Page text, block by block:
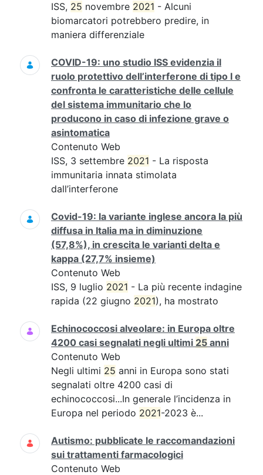
ISS, 25 novembre 2021 - Alcuni
biomarcatori potrebbero predire, in
maniera differenziale
COVID-19: uno studio ISS evidenzia il
ruolo protettivo dell’interferone di tipo I e
confronta le caratteristiche delle cellule
del sistema immunitario che lo
producono in caso di infezione grave o
asintomatica
Contenuto Web
ISS, 3 settembre 2021 - La risposta
immunitaria innata stimolata
dall’interferone
Covid-19: la variante inglese ancora la più
diffusa in Italia ma in diminuzione
(57,8%), in crescita le varianti delta e
kappa (27,7% insieme)
Contenuto Web
ISS, 9 luglio 2021 - La più recente indagine
rapida (22 giugno 2021), ha mostrato
Echinococcosi alveolare: in Europa oltre
4200 casi segnalati negli ultimi 25 anni
Contenuto Web
Negli ultimi 25 anni in Europa sono stati
segnalati oltre 4200 casi di
echinococcosi...In generale l’incidenza in
Europa nel periodo 2021-2023 è...
Autismo: pubblicate le raccomandazioni
sui trattamenti farmacologici
Contenuto Web